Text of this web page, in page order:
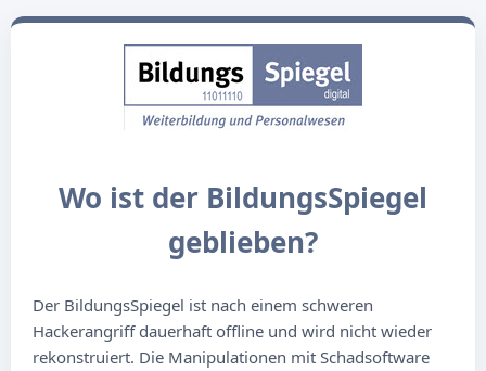
Wo ist der BildungsSpiegel
geblieben?
Der BildungsSpiegel ist nach einem schweren
Hackerangriff dauerhaft offline und wird nicht wieder
rekonstruiert. Die Manipulationen mit Schadsoftware